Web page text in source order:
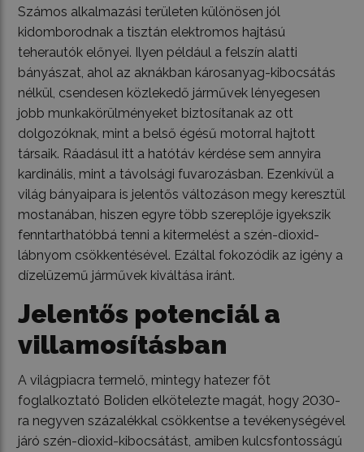
Számos alkalmazási területen különösen jól
kidomborodnak a tisztán elektromos hajtású
teherautók előnyei. Ilyen például a felszín alatti
bányászat, ahol az aknákban károsanyag-kibocsátás
nélkül, csendesen közlekedő járművek lényegesen
jobb munkakörülményeket biztosítanak az ott
dolgozóknak, mint a belső égésű motorral hajtott
társaik. Ráadásul itt a hatótáv kérdése sem annyira
kardinális, mint a távolsági fuvarozásban. Ezenkívül a
világ bányaipara is jelentős változáson megy keresztül
mostanában, hiszen egyre több szereplője igyekszik
fenntarthatóbbá tenni a kitermelést a szén-dioxid-
lábnyom csökkentésével. Ezáltal fokozódik az igény a
dízelüzemű járművek kiváltása iránt.
Jelentős potenciál a
villamosításban
A világpiacra termelő, mintegy hatezer főt
foglalkoztató Boliden elkötelezte magát, hogy 2030-
ra negyven százalékkal csökkentse a tevékenységével
járó szén-dioxid-kibocsátást, amiben kulcsfontosságú